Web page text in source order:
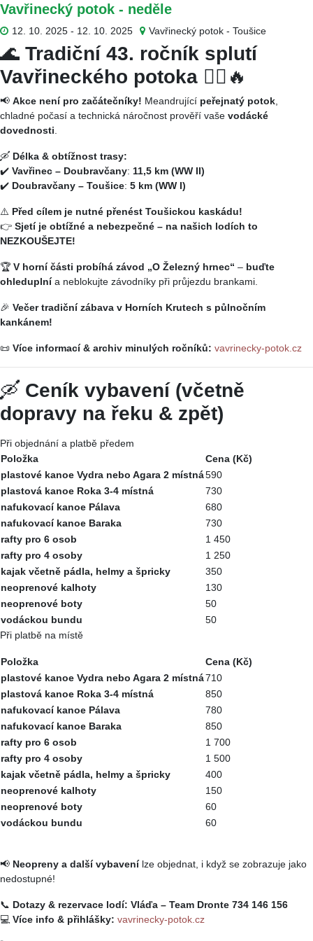
Vavřinecký potok - neděle
12. 10. 2025 - 12. 10. 2025 Vavřinecký potok - Toušice
🌊 Tradiční 43. ročník splutí
Vavřineckého potoka 🚣‍♂️🔥
📢 Akce není pro začátečníky! Meandrující peřejnatý potok
chladné počasí a technická náročnost prověří vaše vodácké
dovednosti
🛶 Délka & obtížnost trasy:
✔️ Vavřinec – Doubravčany: 11,5 km (WW II)
✔️ Doubravčany – Toušice: 5 km (WW I)
⚠️ Před cílem je nutné přenést Toušickou kaskádu!
👉 Sjetí je obtížné a nebezpečné – na našich lodích to
NEZKOUŠEJTE!
🏆 V horní části probíhá závod „O Železný hrnec“ – buďte
ohleduplnía neblokujte závodníky při průjezdu brankami.
🎉 Večer tradiční zábava v Horních Krutech s půlnočním
kankánem!
📜 Více informací & archiv minulých ročníků: vavrinecky-potok.cz
🛶 Ceník vybavení (včetně
dopravy na řeku & zpět)
Při objednání a platbě předem
Položka
Cena (Kč)
plastové kanoe Vydra nebo Agara 2 místná590
plastová kanoe Roka 3-4 místná
730
nafukovací kanoe Pálava
680
nafukovací kanoe Baraka
730
rafty pro 6 osob
1 450
rafty pro 4 osoby
1 250
kajak včetně pádla, helmy a špricky
350
neoprenové kalhoty
130
neoprenové boty
50
vodáckou bundu
50
Při platbě na místě
Položka
Cena (Kč)
plastové kanoe Vydra nebo Agara 2 místná710
plastová kanoe Roka 3-4 místná
850
nafukovací kanoe Pálava
780
nafukovací kanoe Baraka
850
rafty pro 6 osob
1 700
rafty pro 4 osoby
1 500
kajak včetně pádla, helmy a špricky
400
neoprenové kalhoty
150
neoprenové boty
60
vodáckou bundu
60
📢 Neopreny a další vybavenílze objednat, i když se zobrazuje jako
nedostupné!
📞 Dotazy & rezervace lodí: Vláďa – Team Dronte 734 146 156
💻 Více info & přihlášky: vavrinecky-potok.cz